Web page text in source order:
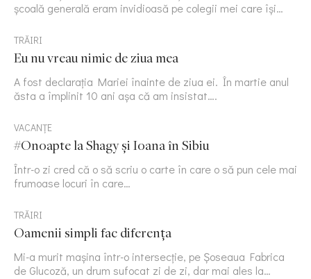
școală generală eram invidioasă pe colegii mei care își…
TRĂIRI
Eu nu vreau nimic de ziua mea
A fost declarația Mariei înainte de ziua ei. În martie anul
ăsta a împlinit 10 ani așa că am insistat….
VACANȚE
#Onoapte la Shagy și Ioana în Sibiu
Într-o zi cred că o să scriu o carte în care o să pun cele mai
frumoase locuri în care…
TRĂIRI
Oamenii simpli fac diferența
Mi-a murit mașina într-o intersecție, pe Șoseaua Fabrica
de Glucoză, un drum sufocat zi de zi, dar mai ales la…